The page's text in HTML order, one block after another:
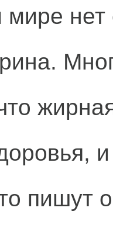
нет
пишут